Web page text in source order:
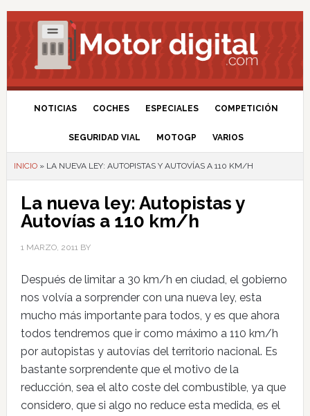
NOTICIAS COCHES ESPECIALES COMPETICIÓN
SEGURIDAD VIAL MOTOGP VARIOS
INICIO» LA NUEVA LEY: AUTOPISTAS Y AUTOVÍAS A 110 KM/H
La nueva ley: Autopistas y
Autovías a 110 km/h
1 MARZO, 2011BY
Después de limitar a 30 km/h en ciudad, el gobierno
nos volvía a sorprender con una nueva ley, esta
mucho más importante para todos, y es que ahora
todos tendremos que ir como máximo a 110 km/h
por autopistas y autovías del territorio nacional. Es
bastante sorprendente que el motivo de la
reducción, sea el alto coste del combustible, ya que
considero, que si algo no reduce esta medida, es el